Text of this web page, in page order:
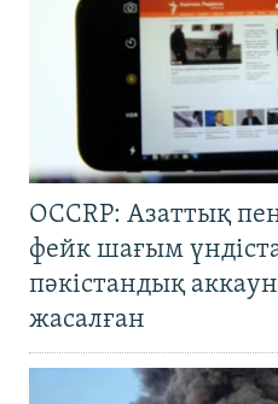
OCCRP: Азаттық
фейк шағым
пәкістандық
жасалған